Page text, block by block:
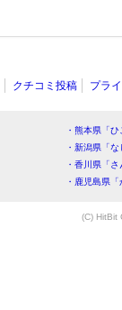
クチコミ投稿 プラ
・熊本県「
・新潟県「
・香川県「
・鹿児島県
(C) HitBit